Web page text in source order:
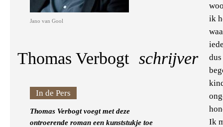
Jano van Gool
Thomas Verbogt schrijver
In de Pers
Thomas Verbogt voegt met deze
ontroerende roman een kunststukje toe
ik
Ik